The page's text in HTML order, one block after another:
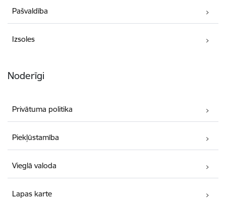
Pašvaldība
Izsoles
Noderīgi
Privātuma politika
Piekļūstamība
Vieglā valoda
Lapas karte